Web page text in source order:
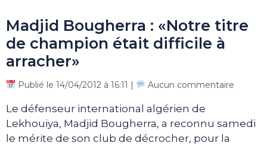
Madjid Bougherra : «Notre titre
de champion était difficile à
arracher»
Publié le 14/04/2012 à 16:11 | Aucun commentaire
Le défenseur international algérien de
Lekhouiya, Madjid Bougherra, a reconnu samedi
le mérite de son club de décrocher, pour la